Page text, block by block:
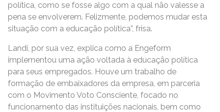
política, como se fosse algo com a qual não valesse a
pena se envolverem. Felizmente, podemos mudar esta
situação com a educação política”, frisa.
Landi, por sua vez, explica como a Engeform
implementou uma ação voltada à educação política
para seus empregados. Houve um trabalho de
formação de embaixadores da empresa, em parceria
com o Movimento Voto Consciente, focado no
funcionamento das instituições nacionais, bem como